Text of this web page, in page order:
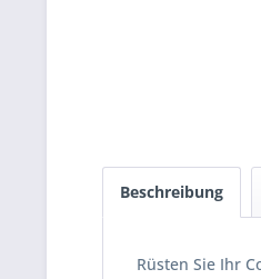
Beschreibung
Rüsten Sie Ihr